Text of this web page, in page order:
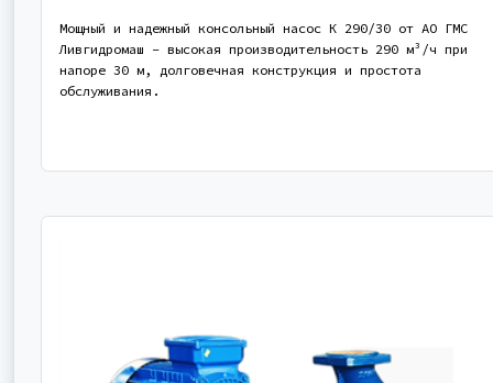
Мощный и надежный консольный насос К 290/30 от АО ГМС
Ливгидромаш - высокая производительность 290 м³/ч при
напоре 30 м, долговечная конструкция и простота
обслуживания.